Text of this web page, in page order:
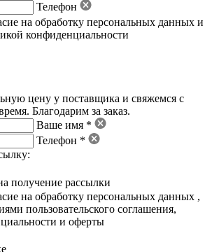
Телефон
на обработку персональных данных и
конфиденциальности
цену у поставщика и свяжемся с
Благодарим за заказ.
Ваше имя *
Телефон *
получение рассылки
на обработку персональных данных ,
пользовательского соглашения,
и оферты